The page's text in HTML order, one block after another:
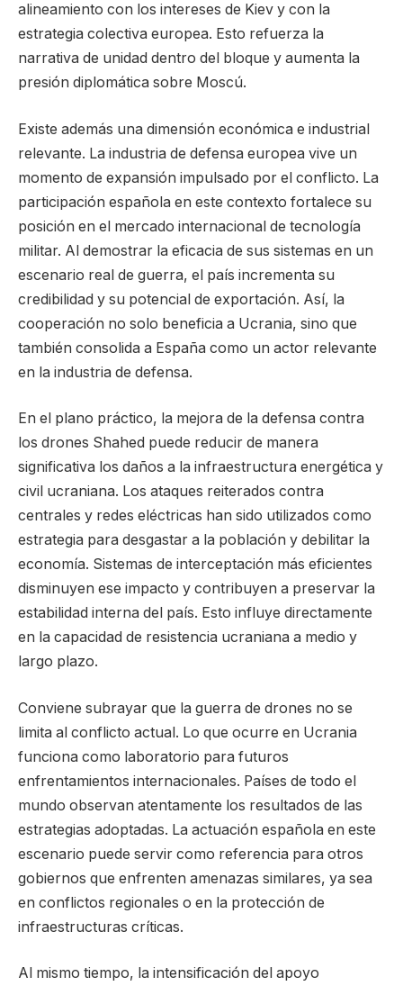
alineamiento con los intereses de Kiev y con la
estrategia colectiva europea. Esto refuerza la
narrativa de unidad dentro del bloque y aumenta la
presión diplomática sobre Moscú.
Existe además una dimensión económica e industrial
relevante. La industria de defensa europea vive un
momento de expansión impulsado por el conflicto. La
participación española en este contexto fortalece su
posición en el mercado internacional de tecnología
militar. Al demostrar la eficacia de sus sistemas en un
escenario real de guerra, el país incrementa su
credibilidad y su potencial de exportación. Así, la
cooperación no solo beneficia a Ucrania, sino que
también consolida a España como un actor relevante
en la industria de defensa.
En el plano práctico, la mejora de la defensa contra
los drones Shahed puede reducir de manera
significativa los daños a la infraestructura energética y
civil ucraniana. Los ataques reiterados contra
centrales y redes eléctricas han sido utilizados como
estrategia para desgastar a la población y debilitar la
economía. Sistemas de interceptación más eficientes
disminuyen ese impacto y contribuyen a preservar la
estabilidad interna del país. Esto influye directamente
en la capacidad de resistencia ucraniana a medio y
largo plazo.
Conviene subrayar que la guerra de drones no se
limita al conflicto actual. Lo que ocurre en Ucrania
funciona como laboratorio para futuros
enfrentamientos internacionales. Países de todo el
mundo observan atentamente los resultados de las
estrategias adoptadas. La actuación española en este
escenario puede servir como referencia para otros
gobiernos que enfrenten amenazas similares, ya sea
en conflictos regionales o en la protección de
infraestructuras críticas.
Al mismo tiempo, la intensificación del apoyo